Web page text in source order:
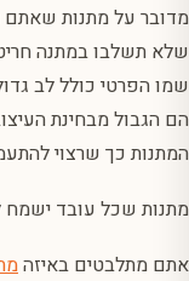
מדובר על מתנות שאתם
שלא תשלבו במתנה
שמו הפרטי כולל לב
הם הגבול מבחינת
המתנות כך שרצוי
מתנות שכל עובד
אתם מתלבטים באיזה